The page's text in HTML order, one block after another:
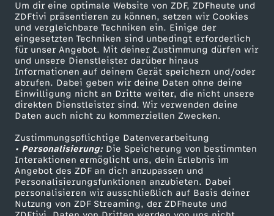
Um dir eine optimale Website von ZDF, ZDFheute und
ZDFtivi präsentieren zu können, setzen wir Cookies
und vergleichbare Techniken ein. Einige der
eingesetzten Techniken sind unbedingt erforderlich
für unser Angebot. Mit deiner Zustimmung dürfen wir
und unsere Dienstleister darüber hinaus
Informationen auf deinem Gerät speichern und/oder
abrufen. Dabei geben wir deine Daten ohne deine
Einwilligung nicht an Dritte weiter, die nicht unsere
direkten Dienstleister sind. Wir verwenden deine
Daten auch nicht zu kommerziellen Zwecken.
Zustimmungspflichtige Datenverarbeitung
• Personalisierung:Die Speicherung von bestimmten
Interaktionen ermöglicht uns, dein Erlebnis im
Angebot des ZDF an dich anzupassen und
Personalisierungsfunktionen anzubieten. Dabei
personalisieren wir ausschließlich auf Basis deiner
Nutzung von ZDF Streaming, der ZDFheute und
g
e
n
m
i
t
D
Mehr ZDF
ZDF-Apps
Smart TV
ZDFtext
Livestreams
Sendungen A-Z
TV-Programm
Service
ZDFmitreden
Kontakt zum ZDF
Tickets
Zuschauerservice
Hilfe